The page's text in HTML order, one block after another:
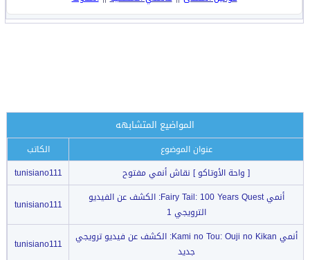
المواضيع المتشابهه
عنوان الموضوع
الكاتب
[ واحة الأوتاكو ] نقاش أنمي مفتوح
tunisiano111
أنمي Fairy Tail: 100 Years Quest: الكشف عن الفيديو
الترويجي 1
tunisiano111
أنمي Kami no Tou: Ouji no Kikan: الكشف عن فيديو ترويجي
جديد
tunisiano111